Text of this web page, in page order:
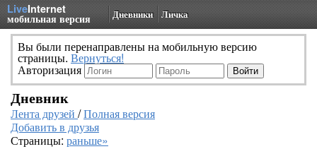
LiveInternet
мобильная версия Дневники Личка
Вы были перенаправлены на мобильную версию
страницы. Вернуться!
Авторизация
Дневник
Лента друзей /Полная версия
Добавить в друзья
Страницы: раньше»